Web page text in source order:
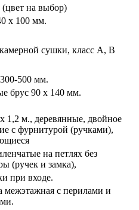
на выбор)
х 100 мм.
сушки, класс А, В
500 мм.
брус 90 х 140 мм.
1,2 м., деревянные, двойное
с фурнитурой (ручками),
на петлях без
(ручек и замка),
при входе.
межэтажная с перилами и